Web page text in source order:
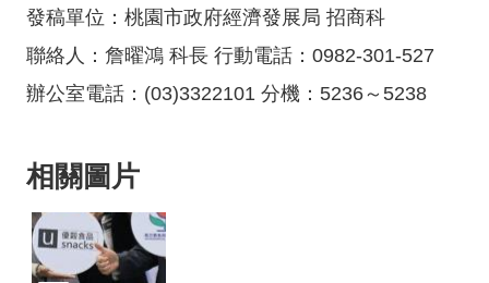
發稿單位：桃園市政府經濟發展局 招商科
聯絡人：詹曜鴻 科長 行動電話：0982-301-527
辦公室電話：(03)3322101 分機：5236～5238
相關圖片